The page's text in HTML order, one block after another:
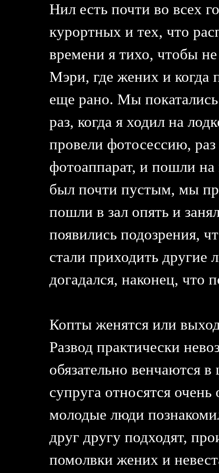
Нил есть почти во всех
курортных и тех, что
времени я тихо, чтобы
Мэри, где жених и когда
еще рано. Мы
раз, когда я ходил на
провели фотосессию,
фотоаппарат, и пошли на
был почти пустым, мы
пошли в зал опять и
появились подозрения,
стали приходить другие
догадался, наконец, что
Копты женятся или
Развод практически
обязательно венчаются
супруга относятся
молодые люди
друг другу подходят,
помолвки жених и